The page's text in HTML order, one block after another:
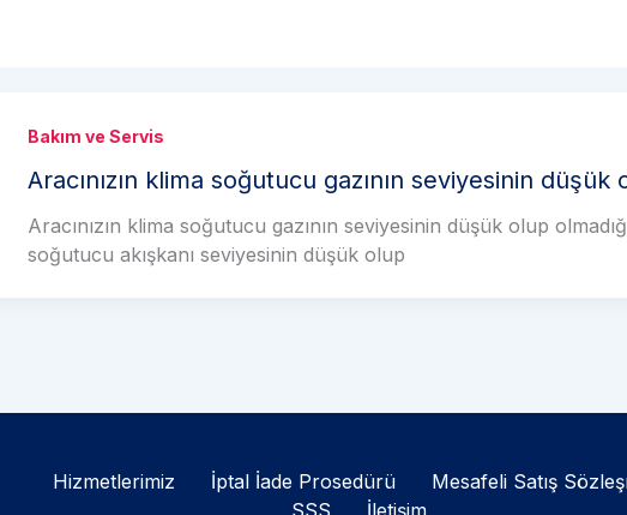
Bakım ve Servis
Aracınızın klima soğutucu gazının seviyesinin düşük
Aracınızın klima soğutucu gazının seviyesinin düşük olup
soğutucu akışkanı seviyesinin düşük olup
Hizmetlerimiz İptal İade Prosedürü
Mesafeli Satış